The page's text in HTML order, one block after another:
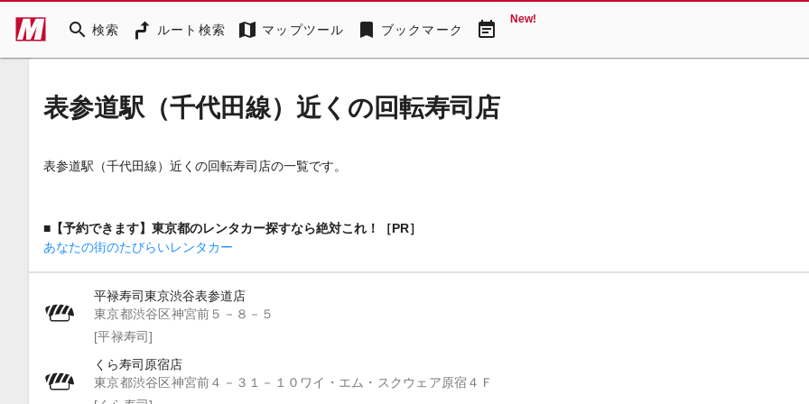
search 検索 ルート検索 map マップツール bookmark ブックマーク event_note New!
表参道駅（千代田線）近くの回転寿司店
表参道駅（千代田線）近くの回転寿司店の一覧です。
■【予約できます】東京都のレンタカー探すなら絶対これ！［PR］
あなたの街のたびらいレンタカー
平禄寿司東京渋谷表参道店
東京都渋谷区神宮前５－８－５
[平禄寿司]
くら寿司原宿店
東京都渋谷区神宮前４－３１－１０ワイ・エム・スクウェア原宿４Ｆ